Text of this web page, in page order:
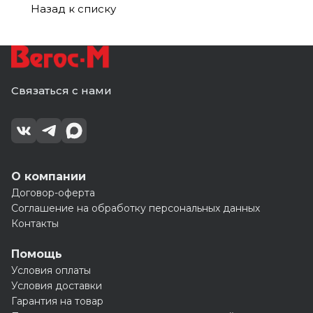
Назад к списку
Связаться с нами
О компании
Договор-оферта
Соглашение на обработку персональных данных
Контакты
Помощь
Условия оплаты
Условия доставки
Гарантия на товар